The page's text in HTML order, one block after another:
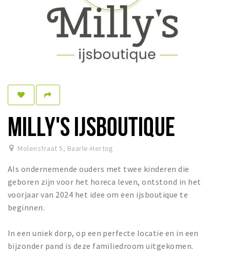
Bon d'achat Enclave
Événements
Dormir
Achats
Éxpercience
Enclaves
Musée et théâtre
Activité
Piste cyclable
MILLY'S IJSBOUTIQUE
Molenstraat 5, Baarle-Hertog
Als ondernemende ouders met twee kinderen die
geboren zijn voor het horeca leven, ontstond in het
voorjaar van 2024 het idee om een ijsboutique te
beginnen.
In een uniek dorp, op een perfecte locatie en in een
bijzonder pand is deze familiedroom uitgekomen.